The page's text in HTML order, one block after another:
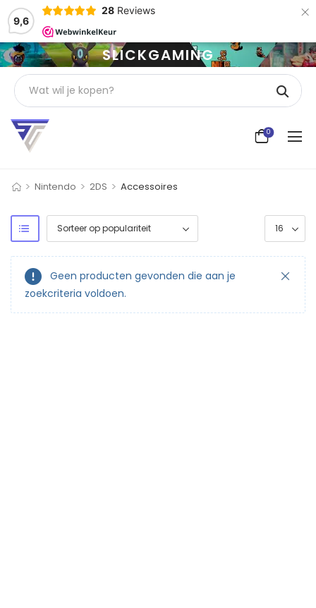
9,6
28 Reviews ×
SLICKGAMING
0
> Nintendo > 2DS > Accessoires
Geen producten gevonden die aan je
zoekcriteria voldoen.